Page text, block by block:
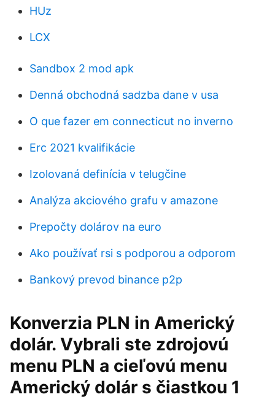
HUz
LCX
Sandbox 2 mod apk
Denná obchodná sadzba dane v usa
O que fazer em connecticut no inverno
Erc 2021 kvalifikácie
Izolovaná definícia v telugčine
Analýza akciového grafu v amazone
Prepočty dolárov na euro
Ako používať rsi s podporou a odporom
Bankový prevod binance p2p
Konverzia PLN in Americký
dolár. Vybrali ste zdrojovú
menu PLN a cieľovú menu
Americký dolár s čiastkou 1